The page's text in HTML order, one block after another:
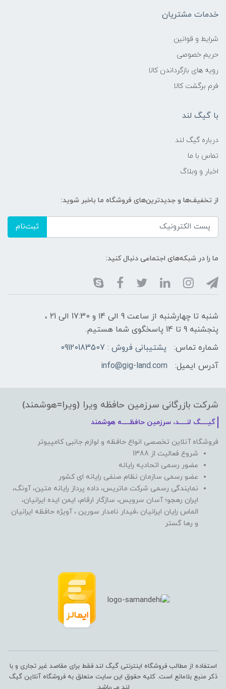
خدمات مشتریان
شرایط و قوانین
حریم خصوصی
رویه های بازگرداندن کالا
فرم برگشت کالا
با گیگ لند
درباره گیگ لند
تماس با ما
اخبار و وبلاگ
از تخفیف‌ها و جدیدترین‌های فروشگاه ما باخبر شوید:
ثبت‌نام
ما را در شبکه‌های اجتماعی دنبال کنید:
شنبه تا چهارشنبه از ساعت 9 الی ۱4 و 17:30 الی ۲1 ،
پنجشنبه 9 تا 14 پاسخگوی شما هستیم.
شماره تماس:
پشتیبانی فروش : 09120183507
آدرس ایمیل:
info@gig-land.com
شرکت بازرگانی سرزمین حافظه ویرا (ویرا=هوشمند)
گیـــــگ لنـــــد، سرزمین حافظـــــه هوشمند
فروشگاه آنلاین تخصصی انواع حافظه و لوازم جانبی کامپیوتر
شروع فعالیت از 1388
عضور رسمی اتحادیه رایانه
عضو رسمی سازمان نظام صنفی رایانه ای کشور
نمایندگی رسمی شرکت ماتریس، داده پرداز رایانه متین، آونگ،
ایران رهجو؛ آسان سرویس، سازگار ارقام، ایمن ایده ایرانیان،
الماس رایان ایرانیان ،فیدار نامدار سورین ، آویژه حافظه ایرانیان
و رها گستر
استفاده از مطالب فروشگاه اینترنتی گیگ لند فقط برای مقاصد غیر تجاری و با
ذکر منبع بلامانع است. کلیه حقوق این سایت متعلق به فروشگاه آنلاین گیگ